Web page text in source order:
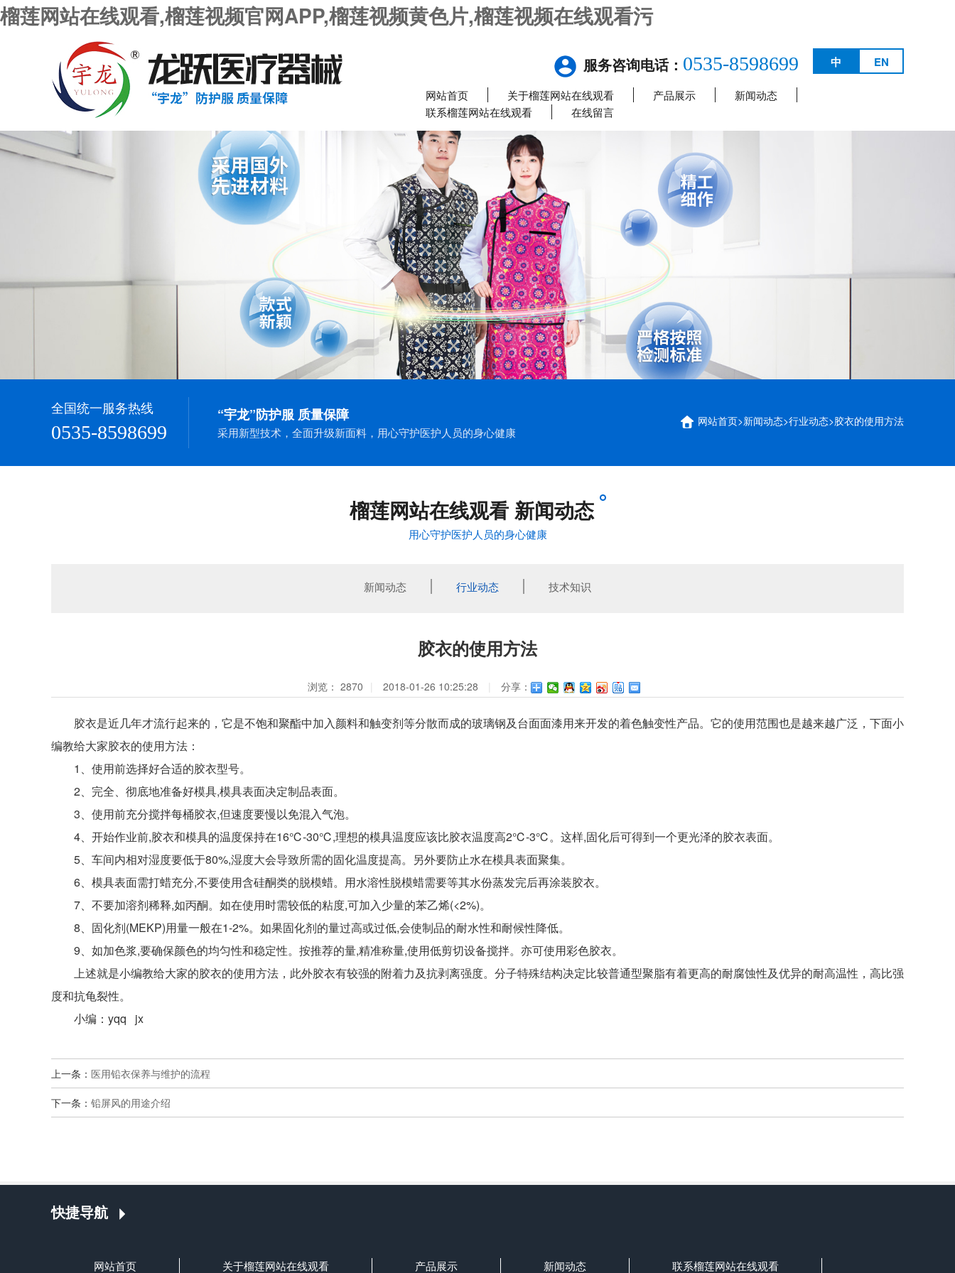
榴莲网站在线观看,榴莲视频官网APP,榴莲视频黄色片,榴莲视频在线观看污
中 EN
服务咨询电话： 0535-8598699
网站首页 关于榴莲网站在线观看 产品展示
新闻动态
联系榴莲网站在线观看
在线留言
全国统一服务热线
0535-8598699
“宇龙”防护服 质量保障
采用新型技术，全面升级新面料，用心守护医护人员的身心健康
网站首页>新闻动态>行业动态>胶衣的使用方法
榴莲网站在线观看 新闻动态
用心守护医护人员的身心健康
新闻动态 行业动态 技术知识
胶衣的使用方法
浏览： 2870 2018-01-26 10:25:28 分享：
胶衣是近几年才流行起来的，它是不饱和聚酯中加入颜料和触变剂等分散而成的玻璃钢及台面面漆用来开发的着色触变性产品。它的使用范围也是越来越广泛，下面小
编教给大家胶衣的使用方法：
1、使用前选择好合适的胶衣型号。
2、完全、彻底地准备好模具,模具表面决定制品表面。
3、使用前充分搅拌每桶胶衣,但速度要慢以免混入气泡。
4、开始作业前,胶衣和模具的温度保持在16℃-30℃,理想的模具温度应该比胶衣温度高2℃-3℃。这样,固化后可得到一个更光泽的胶衣表面。
5、车间内相对湿度要低于80%,湿度大会导致所需的固化温度提高。另外要防止水在模具表面聚集。
6、模具表面需打蜡充分,不要使用含硅酮类的脱模蜡。用水溶性脱模蜡需要等其水份蒸发完后再涂装胶衣。
7、不要加溶剂稀释,如丙酮。如在使用时需较低的粘度,可加入少量的苯乙烯(<2%)。
8、固化剂(MEKP)用量一般在1-2%。如果固化剂的量过高或过低,会使制品的耐水性和耐候性降低。
9、如加色浆,要确保颜色的均匀性和稳定性。按推荐的量,精准称量,使用低剪切设备搅拌。亦可使用彩色胶衣。
上述就是小编教给大家的胶衣的使用方法，此外胶衣有较强的附着力及抗剥离强度。分子特殊结构决定比较普通型聚脂有着更高的耐腐蚀性及优异的耐高温性，高比强
度和抗龟裂性。
小编：yqq jx
上一条： 医用铅衣保养与维护的流程
下一条： 铅屏风的用途介绍
快捷导航
网站首页 关于榴莲网站在线观看 产品展示 新闻动态 联系榴莲网站在线观看